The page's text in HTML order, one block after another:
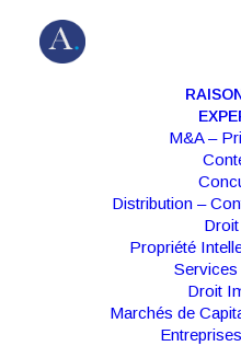
M&A –
Distribution –
Propriété
Services
Droit
Marchés de
PROPRIÉTÉ
,
Le Royaume-Uni
contractuelles
Droit,